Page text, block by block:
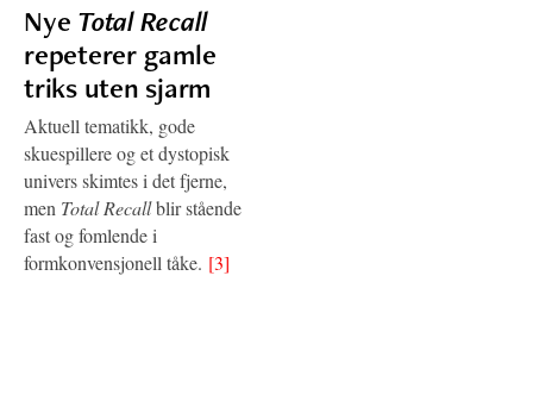
Nye Total Recall
repeterer gamle
triks uten sjarm
Aktuell tematikk, gode
skuespillere og et dystopisk
univers skimtes i det fjerne,
men Total Recallblir stående
fast og fomlende i
formkonvensjonell tåke. [3]